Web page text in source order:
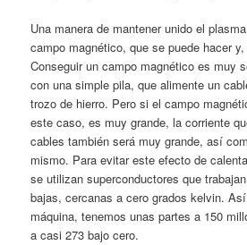
Una manera de mantener unido el
campo magnético, que se puede hacer
Conseguir un campo magnético es muy
con una simple pila, que alimente un
trozo de hierro. Pero si el campo
este caso, es muy grande, la corriente
cables también será muy grande, así
mismo. Para evitar este efecto de
se utilizan superconductores que
bajas, cercanas a cero grados kelvin.
máquina, tenemos unas partes a 150
a casi 273 bajo cero.